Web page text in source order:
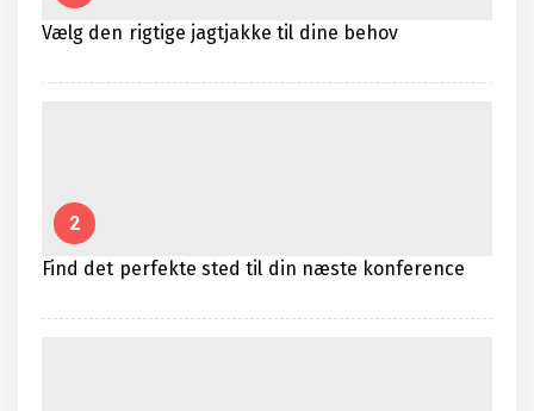
Vælg den rigtige jagtjakke til dine behov
2
Find det perfekte sted til din næste konference